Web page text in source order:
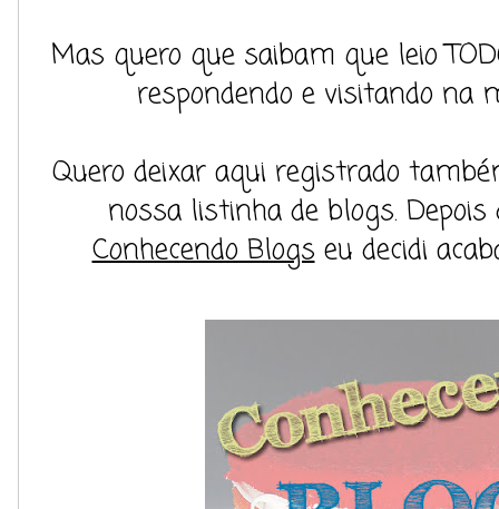
Mas quero que saibam que leio
respondendo e visitando na
Quero deixar aqui registrado
nossa listinha de blogs.
Conhecendo Blogseu decidi